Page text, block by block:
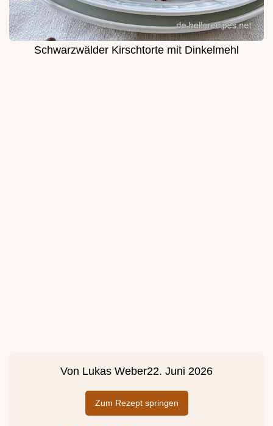
Schwarzwälder Kirschtorte mit Dinkelmehl
Von Lukas Weber22. Juni 2026
Zum Rezept springen